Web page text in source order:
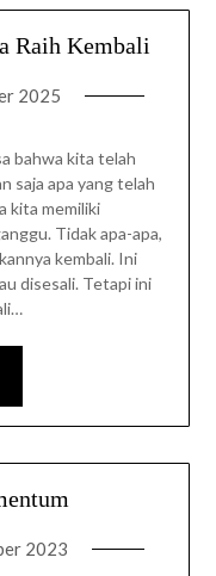
Raih Kembali
2025
bahwa kita telah
saja apa yang telah
kita memiliki
Tidak apa-apa,
kembali. Ini
disesali. Tetapi ini
2023